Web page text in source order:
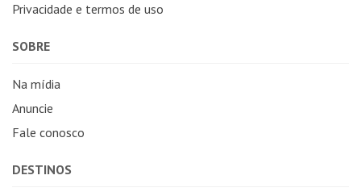
Privacidade e termos de uso
SOBRE
Na mídia
Anuncie
Fale conosco
DESTINOS